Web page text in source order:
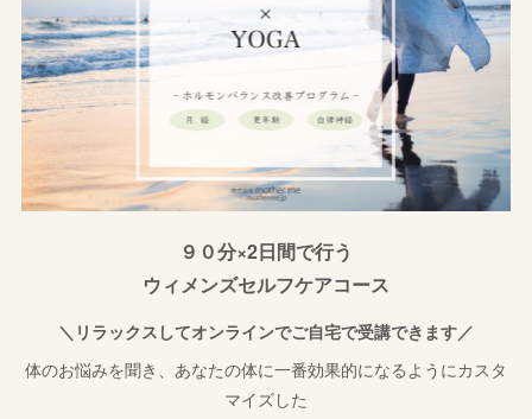
９０分×2日間で行う
ウィメンズセルフケアコース
＼リラックスしてオンラインでご自宅で受講できます／
体のお悩みを聞き、あなたの体に一番効果的になるようにカスタ
マイズした